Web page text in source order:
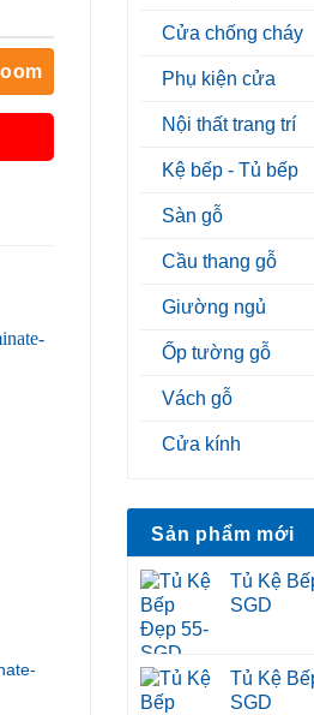
Cửa chống cháy
Phụ kiện cửa
Nội thất trang trí
Kệ bếp - Tủ bếp
Sàn gỗ
Cầu thang gỗ
Giường ngủ
Ốp tường gỗ
Vách gỗ
Cửa kính
Sản phẩm mới
Tủ Kệ
SGD
Tủ Kệ
SGD